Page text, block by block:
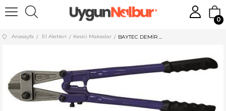
0
Anasayfa El Aletleri Kesici Makaslar